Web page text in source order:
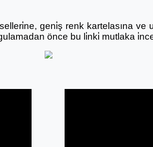
geni̇ş renk kartelasına ve
önce bu li̇nki̇ mutlaka